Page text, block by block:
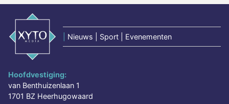
Nieuws | Sport | Evenementen
Hoofdvestiging:
van Benthuizenlaan 1
1701 BZ Heerhugowaard